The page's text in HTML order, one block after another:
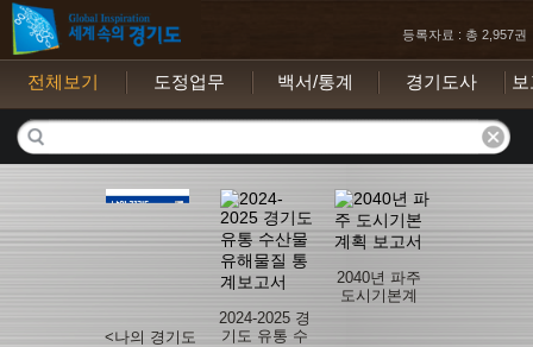
등록자료 : 총 2,957권
전체보기 도정업무 백서/통계 경기도사
<나의 경기도
2024-2025 경
기도 유통 수
2040년 파주
도시기본계